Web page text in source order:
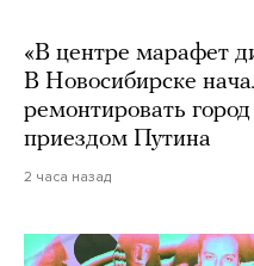
«В центре марафет
В Новосибирске
ремонтировать
приездом Путина
2 часа назад